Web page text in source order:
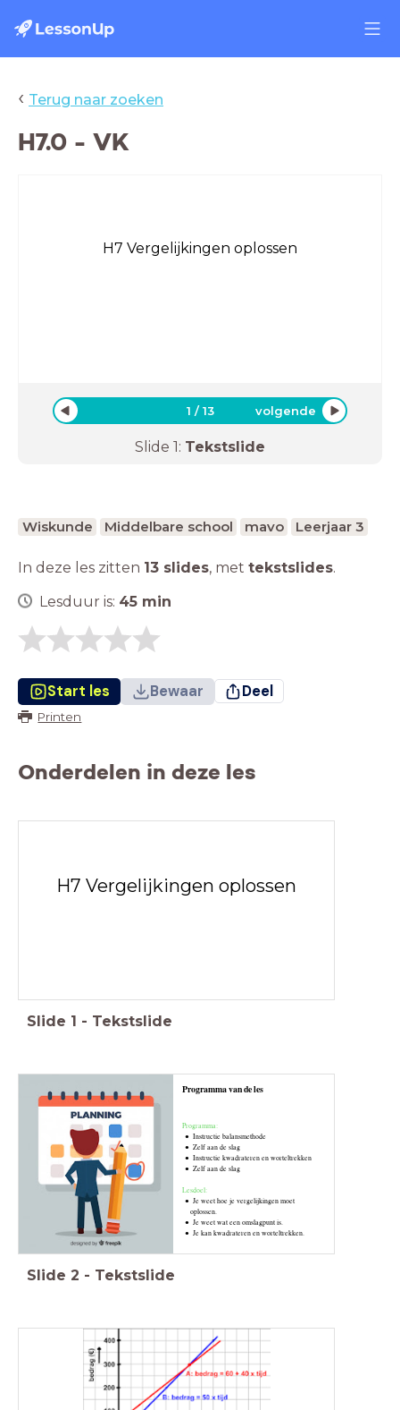
‹ Terug naar zoeken
H7.0 - VK
H7 Vergelijkingen oplossen
1 /13 volgende
Slide 1: Tekstslide
Wiskunde Middelbare school mavo Leerjaar 3
In deze les zitten 13 slides, met tekstslides.
Lesduur is: 45 min
Start les Bewaar Deel
Printen
Onderdelen in deze les
H7 Vergelijkingen oplossen
Slide 1 - Tekstslide
Programma van de les
Programma:
Instructie balansmethode
Zelf aan de slag
Instructie kwadrateren en worteltrekken
Zelf aan de slag
Lesdoel:
Je weet hoe je vergelijkingen moet
oplossen.
Je weet wat een omslagpunt is.
Je kan kwadrateren en worteltrekken.
Slide 2 - Tekstslide